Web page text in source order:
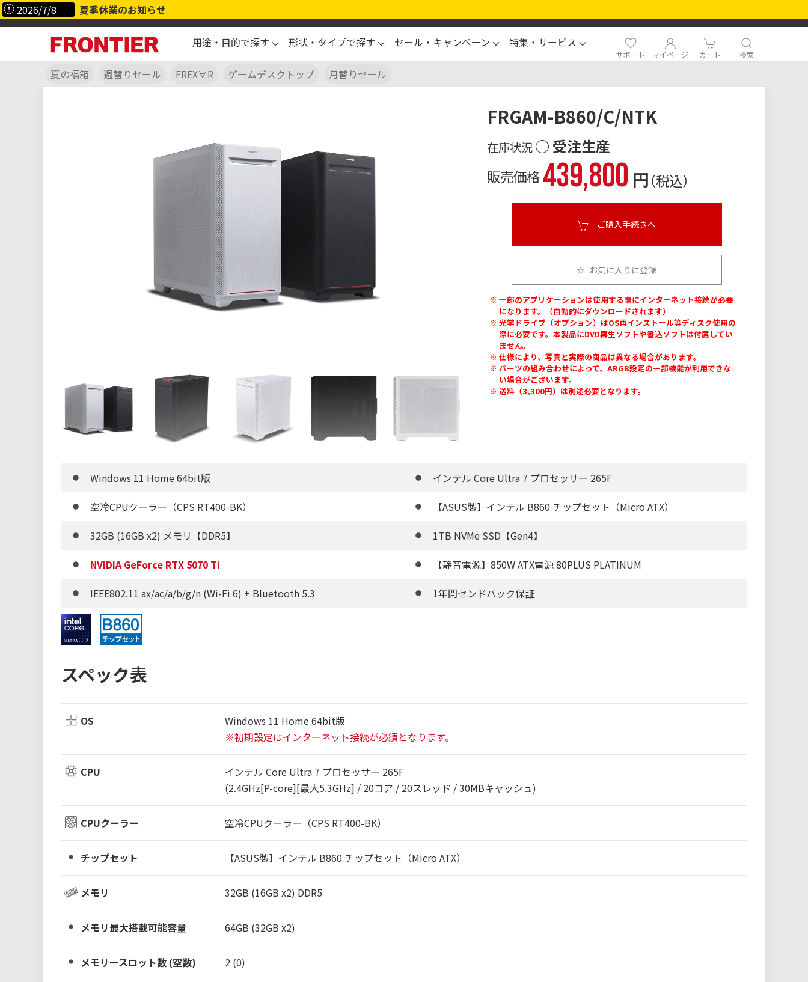
2026/7/8 夏季休業のお知らせ
サポート マイページ カート 検索
用途・目的で探す 形状・タイプで探す セール・キャンペーン 特集・サービス
夏の福箱 週替りセール FREX∀R ゲームデスクトップ 月替りセール
FRGAM-B860/C/NTK
○ 受注生産
販売価格439,800 円（税込）
ご購入手続きへ
お気に入りに登録
一部のアプリケーションは使用する際にインターネット接続が必要
になります。（自動的にダウンロードされます）
光学ドライブ（オプション）はOS再インストール等ディスク使用の
際に必要です。本製品にDVD再生ソフトや書込ソフトは付属してい
ません。
仕様により、写真と実際の商品は異なる場合があります。
パーツの組み合わせによって、ARGB設定の一部機能が利用できな
い場合がございます。
送料（3,300円）は別途必要となります。
Windows 11 Home 64bit版
インテル Core Ultra 7 プロセッサー 265F
空冷CPUクーラー（CPS RT400-BK）
【ASUS製】インテル B860 チップセット（Micro ATX）
32GB (16GB x2) メモリ【DDR5】
1TB NVMe SSD【Gen4】
NVIDIA GeForce RTX 5070 Ti
【静音電源】850W ATX電源 80PLUS PLATINUM
IEEE802.11 ax/ac/a/b/g/n (Wi-Fi 6) + Bluetooth 5.3
1年間センドバック保証
スペック表
OS
Windows 11 Home 64bit版
※初期設定はインターネット接続が必須となります。
CPU
インテル Core Ultra 7 プロセッサー 265F
(2.4GHz[P-core][最大5.3GHz] / 20コア / 20スレッド / 30MBキャッシュ)
CPUクーラー 空冷CPUクーラー（CPS RT400-BK）
チップセット 【ASUS製】インテル B860 チップセット（Micro ATX）
メモリ 32GB (16GB x2) DDR5
メモリ最大搭載可能容量 64GB (32GB x2)
メモリースロット数 (空数) 2 (0)